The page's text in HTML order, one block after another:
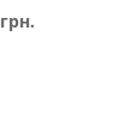
грн.